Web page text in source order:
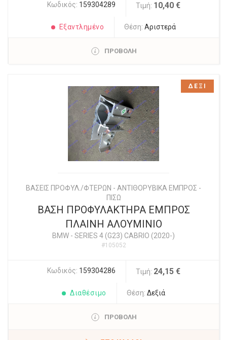
Κωδικός: 159304289 Τιμή: 10,40 €
Εξαντλημένο Θέση:Αριστερά
ΠΡΟΒΟΛΗ
ΒΑΣΕΙΣ ΠΡΟΦΥΛ./ΦΤΕΡΩΝ - ΑΝΤΙΘΟΡΥΒΙΚΑ ΕΜΠΡΟΣ -
ΠΙΣΩ
ΒΑΣΗ ΠΡΟΦΥΛΑΚΤΗΡΑ ΕΜΠΡΟΣ
ΠΛΑΙΝΗ ΑΛΟΥΜΙΝΙΟ
BMW - SERIES 4 (G23) CABRIO (2020-)
#105052
Κωδικός: 159304286 Τιμή: 24,15 €
Διαθέσιμο Θέση: Δεξιά
ΠΡΟΒΟΛΗ
ΔΕΞΙ